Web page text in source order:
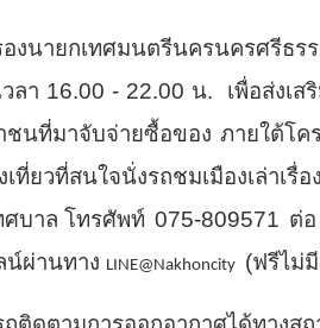
งนายกเทศมนตรีนครนครศรีธร
วลา 16.00 - 22.00 น. เพื่อส่งเ
ชนที่มาจับจ่ายซื้อของ ภายใต้โค
เที่ยวที่สนใจนั่งรถชมเมืองเล่าเ
ศบาล โทรศัพท์ 075-809571 ต่
น์ผ่านทาง LINE@Nakhoncity (ฟรีไม่